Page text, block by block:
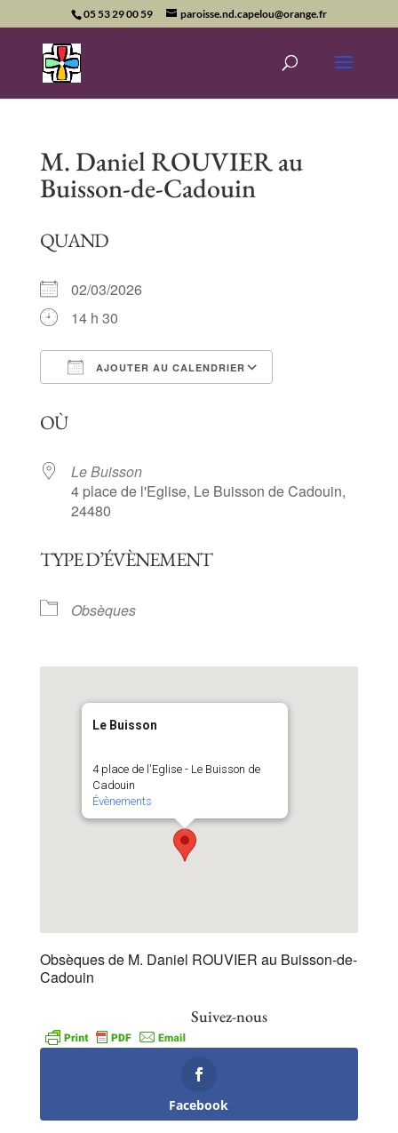
05 53 29 00 59 paroisse.nd.capelou@orange.fr
M. Daniel ROUVIER au
Buisson-de-Cadouin
QUAND
02/03/2026
14 h 30
AJOUTER AU CALENDRIER
OÙ
Le Buisson
4 place de l'Eglise, Le Buisson de Cadouin,
24480
TYPE D’ÉVÈNEMENT
Obsèques
Le Buisson
4 place de l'Eglise - Le Buisson de
Cadouin
Évènements
Obsèques de M. Daniel ROUVIER au Buisson-de-
Cadouin
Suivez-nous
Facebook